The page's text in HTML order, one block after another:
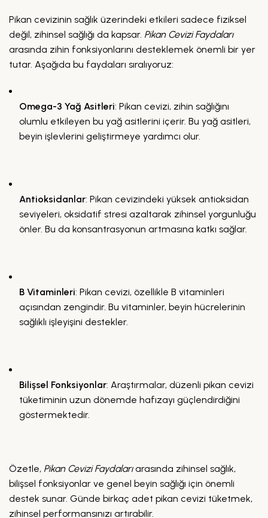
Pikan cevizinin sağlık üzerindeki etkileri sadece fiziksel
değil, zihinsel sağlığı da kapsar. Pikan Cevizi Faydaları
arasında zihin fonksiyonlarını desteklemek önemli bir yer
tutar. Aşağıda bu faydaları sıralıyoruz:
Omega-3 Yağ Asitleri: Pikan cevizi, zihin sağlığını
olumlu etkileyen bu yağ asitlerini içerir. Bu yağ asitleri,
beyin işlevlerini geliştirmeye yardımcı olur.
Antioksidanlar: Pikan cevizindeki yüksek antioksidan
seviyeleri, oksidatif stresi azaltarak zihinsel yorgunluğu
önler. Bu da konsantrasyonun artmasına katkı sağlar.
B Vitaminleri: Pikan cevizi, özellikle B vitaminleri
açısından zengindir. Bu vitaminler, beyin hücrelerinin
sağlıklı işleyişini destekler.
Bilişsel Fonksiyonlar: Araştırmalar, düzenli pikan cevizi
tüketiminin uzun dönemde hafızayı güçlendirdiğini
göstermektedir.
Özetle, Pikan Cevizi Faydalarıarasında zihinsel sağlık,
bilişsel fonksiyonlar ve genel beyin sağlığı için önemli
destek sunar. Günde birkaç adet pikan cevizi tüketmek,
zihinsel performansınızı artırabilir.